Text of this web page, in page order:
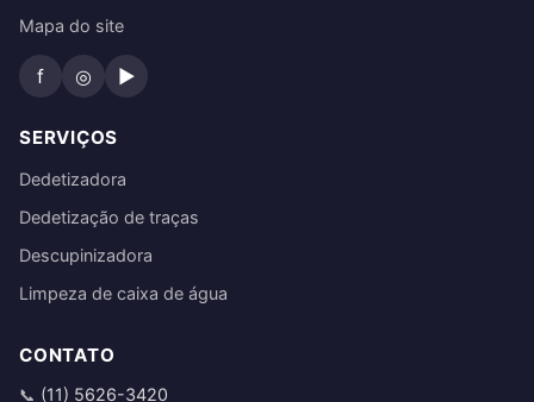
Mapa do site
f ◎ ▶
SERVIÇOS
Dedetizadora
Dedetização de traças
Descupinizadora
Limpeza de caixa de água
CONTATO
📞 (11) 5626-3420